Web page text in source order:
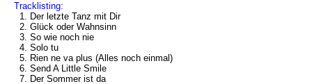
Tracklisting:
1. Der letzte Tanz mit Dir
2. Glück oder Wahnsinn
3. So wie noch nie
4. Solo tu
5. Rien ne va plus (Alles noch einmal)
6. Send A Little Smile
7. Der Sommer ist da